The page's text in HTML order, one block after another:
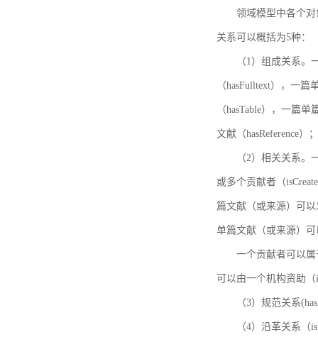
领域模型中各个
关系可以概括为5种：
（1）组成关系
（hasFulltext），一
（hasTable），一篇
文献（hasReference）；
（2）相关关系
或多个贡献者（
篇文献（或来源）可
单篇文献（或来源）可
一个贡献者可以
可以由一个机构资助（
（3）规范关系
（4）沿革关系